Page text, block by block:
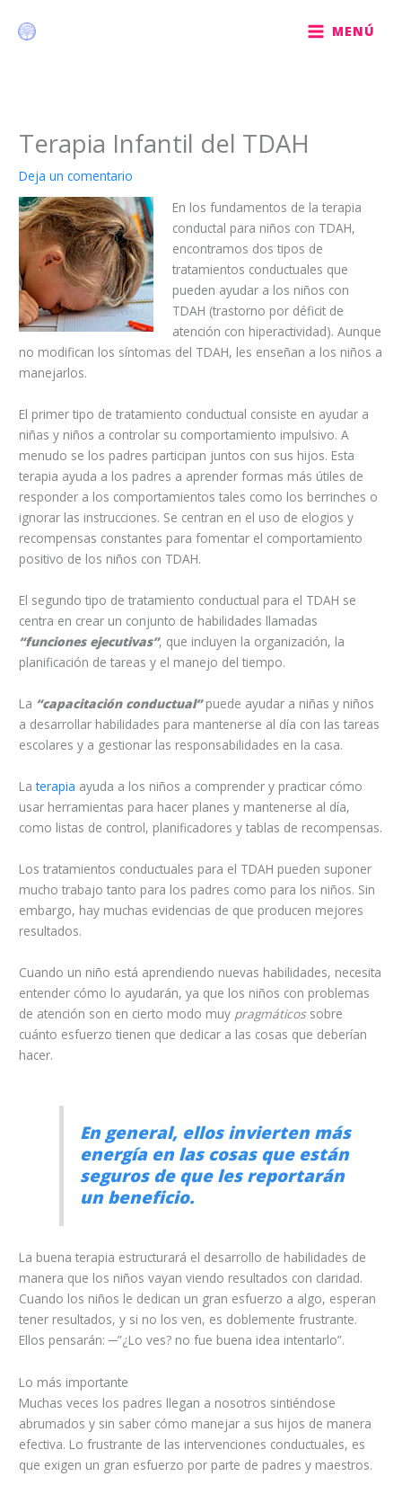
MENÚ
Terapia Infantil del TDAH
Deja un comentario
En los fundamentos de la terapia
conductal para niños con TDAH,
encontramos dos tipos de
tratamientos conductuales que
pueden ayudar a los niños con
TDAH (trastorno por déficit de
atención con hiperactividad). Aunque
no modifican los síntomas del TDAH, les enseñan a los niños a
manejarlos.
El primer tipo de tratamiento conductual consiste en ayudar a
niñas y niños a controlar su comportamiento impulsivo. A
menudo se los padres participan juntos con sus hijos. Esta
terapia ayuda a los padres a aprender formas más útiles de
responder a los comportamientos tales como los berrinches o
ignorar las instrucciones. Se centran en el uso de elogios y
recompensas constantes para fomentar el comportamiento
positivo de los niños con TDAH.
El segundo tipo de tratamiento conductual para el TDAH se
centra en crear un conjunto de habilidades llamadas
“funciones ejecutivas”, que incluyen la organización, la
planificación de tareas y el manejo del tiempo.
La “capacitación conductual”puede ayudar a niñas y niños
a desarrollar habilidades para mantenerse al día con las tareas
escolares y a gestionar las responsabilidades en la casa.
Laterapia ayuda a los niños a comprender y practicar cómo
usar herramientas para hacer planes y mantenerse al día,
como listas de control, planificadores y tablas de recompensas.
Los tratamientos conductuales para el TDAH pueden suponer
mucho trabajo tanto para los padres como para los niños. Sin
embargo, hay muchas evidencias de que producen mejores
resultados.
Cuando un niño está aprendiendo nuevas habilidades, necesita
entender cómo lo ayudarán, ya que los niños con problemas
de atención son en cierto modo muy pragmáticossobre
cuánto esfuerzo tienen que dedicar a las cosas que deberían
hacer.
En general, ellos invierten más
energía en las cosas que están
seguros de que les reportarán
un beneficio.
La buena terapia estructurará el desarrollo de habilidades de
manera que los niños vayan viendo resultados con claridad.
Cuando los niños le dedican un gran esfuerzo a algo, esperan
tener resultados, y si no los ven, es doblemente frustrante.
Ellos pensarán: ─”¿Lo ves? no fue buena idea intentarlo”.
Lo más importante
Muchas veces los padres llegan a nosotros sintiéndose
abrumados y sin saber cómo manejar a sus hijos de manera
efectiva. Lo frustrante de las intervenciones conductuales, es
que exigen un gran esfuerzo por parte de padres y maestros.